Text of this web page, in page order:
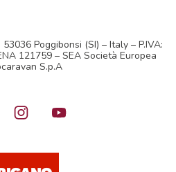
Poggibonsi (SI) – Italy – P.IVA:
121759 – SEA Società Europea
S.p.A